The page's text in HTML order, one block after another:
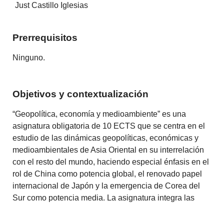
Just Castillo Iglesias
Prerrequisitos
Ninguno.
Objetivos y contextualización
“Geopolítica, economía y medioambiente” es una
asignatura obligatoria de 10 ECTS que se centra en el
estudio de las dinámicas geopolíticas, económicas y
medioambientales de Asia Oriental en su interrelación
con el resto del mundo, haciendo especial énfasis en el
rol de China como potencia global, el renovado papel
internacional de Japón y la emergencia de Corea del
Sur como potencia media. La asignatura integra las